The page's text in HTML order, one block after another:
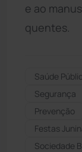
e ao
quentes.
Saúde
Segurança
Prevenção
Festas
Sociedade